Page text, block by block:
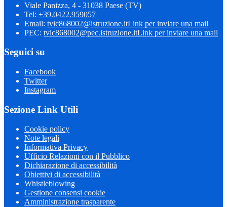
Viale Panizza, 4 - 31038 Paese (TV)
Tel: +39.0422.959057
Email: tvic868002@istruzione.itLink per inviare una mail
PEC: tvic868002@pec.istruzione.itLink per inviare una mail
Seguici su
Facebook
Twitter
Instagram
Sezione Link Utili
Cookie policy
Note legali
Informativa Privacy
Ufficio Relazioni con il Pubblico
Dichiarazione di accessibilità
Obiettivi di accessibilità
Whistleblowing
Gestione consensi cookie
Amministrazione trasparente